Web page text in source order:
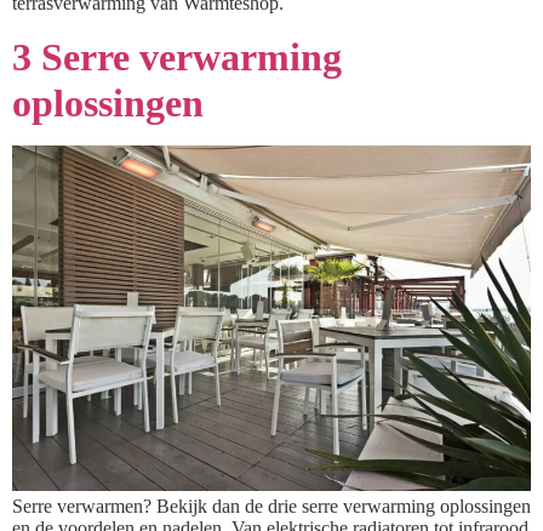
3 Serre verwarming
oplossingen
Serre verwarmen? Bekijk dan de drie serre verwarming oplossingen